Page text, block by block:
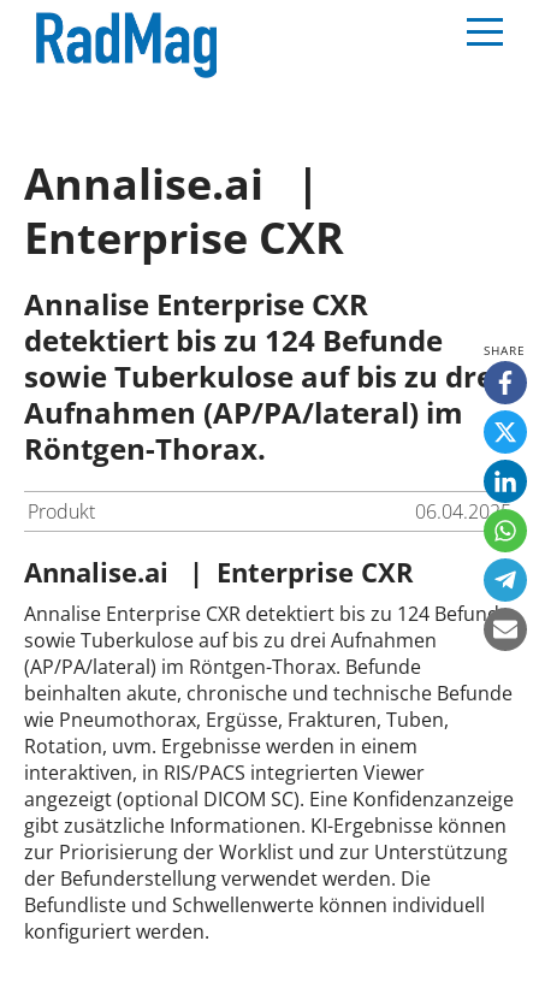
Annalise.ai |
Enterprise CXR
Annalise Enterprise CXR
detektiert bis zu 124 Befunde
sowie Tuberkulose auf bis zu drei
Aufnahmen (AP/PA/lateral) im
Röntgen-Thorax.
Produkt 06.04.2025
Annalise.ai | Enterprise CXR
Annalise Enterprise CXR detektiert bis zu 124 Befunde
sowie Tuberkulose auf bis zu drei Aufnahmen
(AP/PA/lateral) im Röntgen-Thorax. Befunde
beinhalten akute, chronische und technische Befunde
wie Pneumothorax, Ergüsse, Frakturen, Tuben,
Rotation, uvm. Ergebnisse werden in einem
interaktiven, in RIS/PACS integrierten Viewer
angezeigt (optional DICOM SC). Eine Konfidenzanzeige
gibt zusätzliche Informationen. KI-Ergebnisse können
zur Priorisierung der Worklist und zur Unterstützung
der Befunderstellung verwendet werden. Die
Befundliste und Schwellenwerte können individuell
konfiguriert werden.